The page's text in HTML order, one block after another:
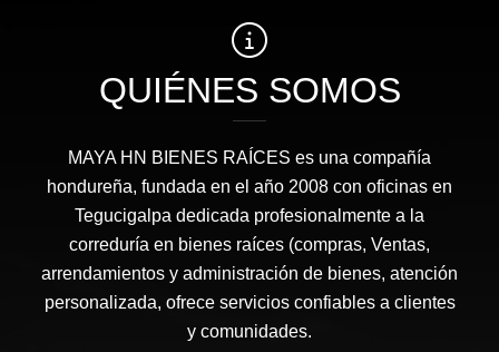
QUIÉNES SOMOS
MAYA HN BIENES RAÍCES​ es una compañía
hondureña, fundada en el año 2008 con oficinas en
Tegucigalpa dedicada profesionalmente a la
correduría en bienes raíces (compras, Ventas,
arrendamientos y administración de bienes, atención
personalizada, ofrece servicios confiables a clientes
y comunidades.